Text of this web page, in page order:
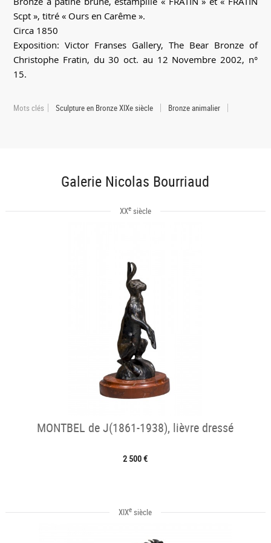
Scpt », titré « Ours en Carême ».
Circa 1850
Exposition: Victor Franses Gallery, The Bear Bronze of
Christophe Fratin, du 30 oct. au 12 Novembre 2002, n°
15.
Mots clés Sculpture en Bronze XIXe siècle Bronze animalier
Galerie Nicolas Bourriaud
XXesiècle
MONTBEL de J(1861-1938), lièvre dressé
2 500 €
XIXe siècle